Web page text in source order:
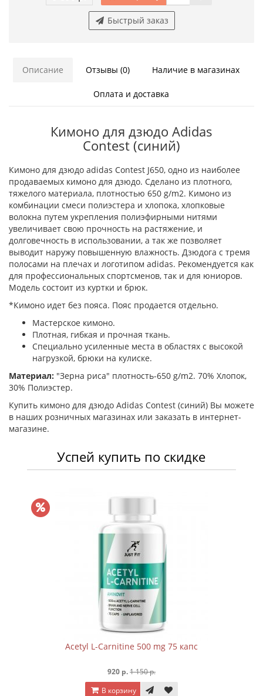
Быстрый заказ
Описание Отзывы (0) Наличие в магазинах
Оплата и доставка
Кимоно для дзюдо Adidas
Contest (синий)
Кимоно для дзюдо adidas Contest J650, одно из наиболее
продаваемых кимоно для дзюдо. Сделано из плотного,
тяжелого материала, плотностью 650 g/m2. Кимоно из
комбинации смеси полиэстера и хлопока, хлопковые
волокна путем укрепления полиэфирными нитями
увеличивает свою прочность на растяжение, и
долговечность в использовании, а так же позволяет
выводит наружу повышенную влажность. Дзюдога с тремя
полосами на плечах и логотипом adidas. Рекомендуется как
для профессиональных спортсменов, так и для юниоров.
Модель состоит из куртки и брюк.
*Кимоно идет без пояса. Пояс продается отдельно.
Мастерское кимоно.
Плотная, гибкая и прочная ткань.
Специально усиленные места в областях с высокой
нагрузкой, брюки на кулиске.
Материал: "Зерна риса" плотность-650 g/m2. 70% Хлопок,
30% Полиэстер.
Купить кимоно для дзюдо Adidas Contest (синий) Вы можете
в наших розничных магазинах или заказать в интернет-
магазине.
Успей купить по скидке
Acetyl L-Carnitine 500 mg 75 капc
920 р.1 150 р.
В корзину